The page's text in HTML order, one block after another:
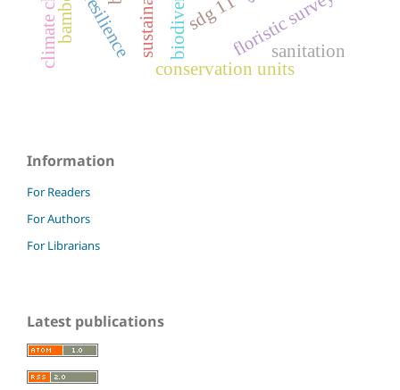
floristic survey
conservation units
sdg 11
sanitation
bamboo
Information
For Readers
For Authors
For Librarians
Latest publications